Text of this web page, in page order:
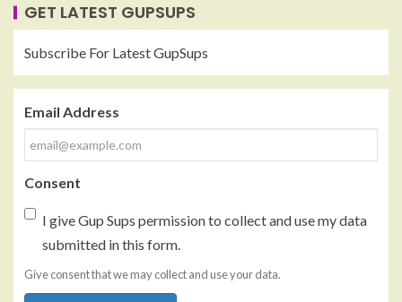
GET LATEST GUPSUPS
Subscribe For Latest GupSups
Email Address
Consent
I give Gup Sups permission to collect and use my data
submitted in this form.
Give consent that we may collect and use your data.